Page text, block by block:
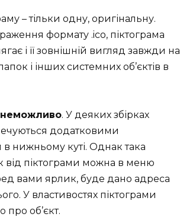
– тільки одну, оригінальну.
формату .ico, піктограма
і її зовнішній вигляд завжди на
і інших системних об’єктів в
неможливо. У деяких збірках
додатковими
нижньому куті. Однак така
від піктограми можна в меню
вами ярлик, буде дано адреса
У властивостях піктограми
про об’єкт.